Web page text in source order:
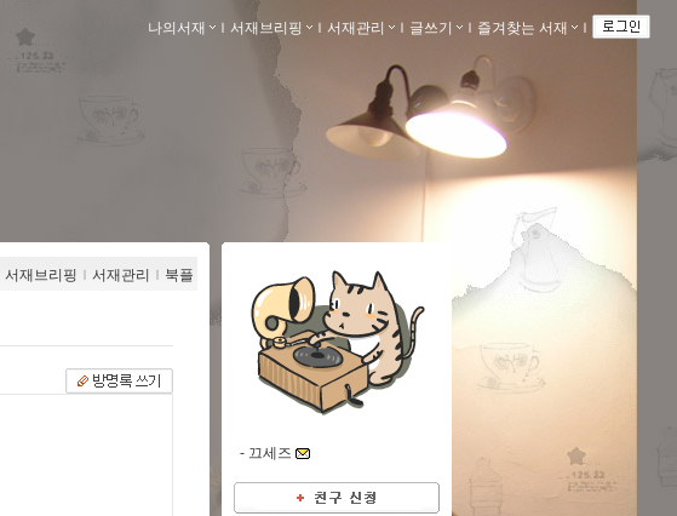
나의서재 ｌ 서재브리핑 ｌ 서재관리 ｌ 글쓰기 ｌ 즐겨찾는 서재 ｌ
서재브리핑 ｌ 서재관리 ｌ 북플
- 끄세즈